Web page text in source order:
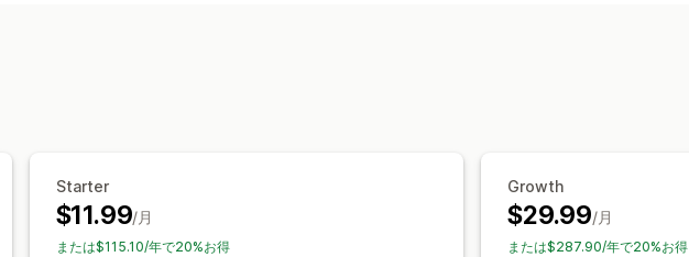
ポップアップ
レビューの移行
Starter
$11.99/月
または$115.10/年で20%お得
Growth
$29.99/月
または$287.90/年で20%お得